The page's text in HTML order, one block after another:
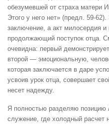
обезумевшей от страха матери
Этого у него нет» (предл. 59-
заключение, а акт милосердия
продолжающий поступок отца.
очевидна: первый
второй — эмоциональную,
которая заключается в даре
усвоив урок отца, совершает
несет надежду.
Я полностью разделяю
служение, где холодный расчет